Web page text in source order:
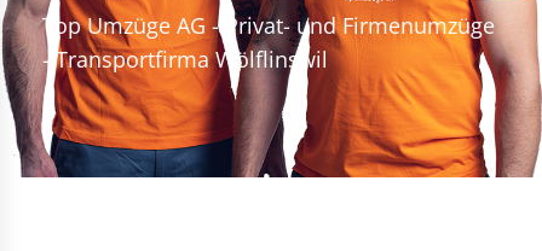
Top Umzüge AG - Privat- und Firmenumzüge
- Transportfirma Wölflinswil